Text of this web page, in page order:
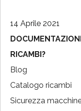
14 Aprile 2021
RICAMBI?
Blog
Catalogo ricambi
Sicurezza